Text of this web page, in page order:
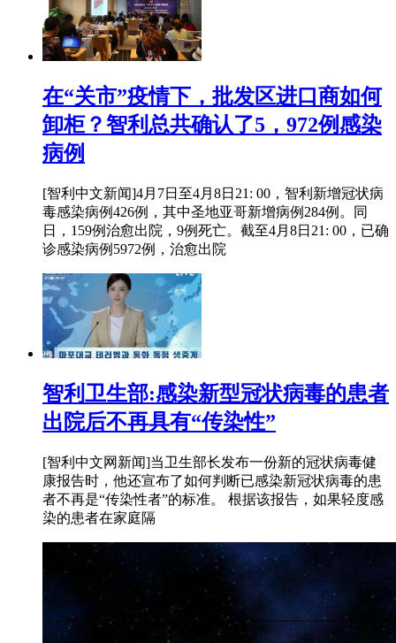
在“关市”疫情下，批发区进口商如何
卸柜？智利总共确认了5，972例感染
病例
[智利中文新闻]4月7日至4月8日21: 00，智利新增冠状病
毒感染病例426例，其中圣地亚哥新增病例284例。同
日，159例治愈出院，9例死亡。截至4月8日21: 00，已确
诊感染病例5972例，治愈出院
智利卫生部:感染新型冠状病毒的患者
出院后不再具有“传染性”
[智利中文网新闻]当卫生部长发布一份新的冠状病毒健
康报告时，他还宣布了如何判断已感染新冠状病毒的患
者不再是“传染性者”的标准。 根据该报告，如果轻度感
染的患者在家庭隔